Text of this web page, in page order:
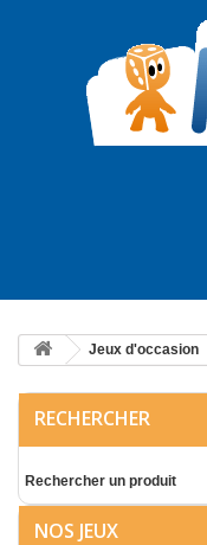
Jeux d'occasion
RECHERCHER
Rechercher un produit
NOS JEUX